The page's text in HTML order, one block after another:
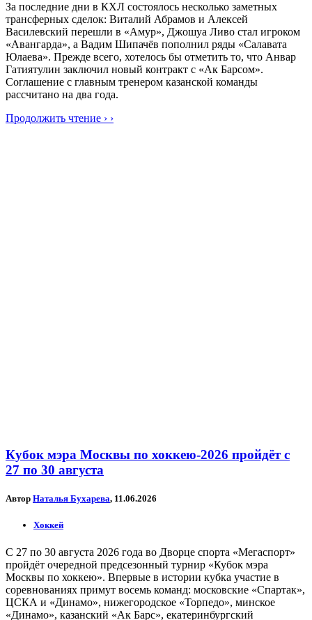
За последние дни в КХЛ состоялось несколько заметных
трансферных сделок: Виталий Абрамов и Алексей
Василевский перешли в «Амур», Джошуа Ливо стал игроком
«Авангарда», а Вадим Шипачёв пополнил ряды «Салавата
Юлаева». Прежде всего, хотелось бы отметить то, что Анвар
Гатиятулин заключил новый контракт с «Ак Барсом».
Соглашение с главным тренером казанской команды
рассчитано на два года.
Продолжить чтение › ›
Кубок мэра Москвы по хоккею-2026 пройдёт с
27 по 30 августа
Автор Наталья Бухарева, 11.06.2026
Хоккей
С 27 по 30 августа 2026 года во Дворце спорта «Мегаспорт»
пройдёт очередной предсезонный турнир «Кубок мэра
Москвы по хоккею». Впервые в истории кубка участие в
соревнованиях примут восемь команд: московские «Спартак»,
ЦСКА и «Динамо», нижегородское «Торпедо», минское
«Динамо», казанский «Ак Барс», екатеринбургский